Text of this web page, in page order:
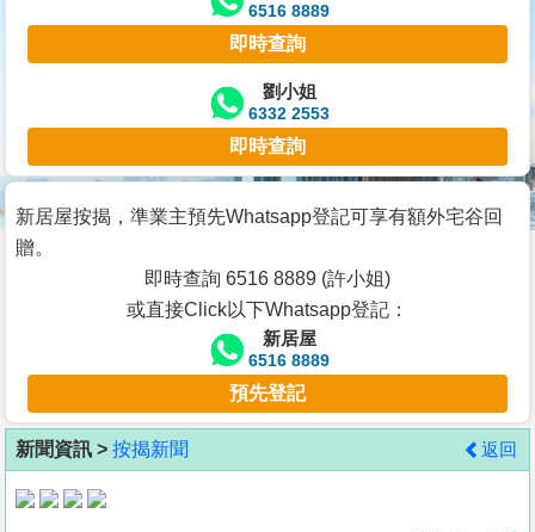
業
主
宅
谷
按
客
地
產
6516 8889
即時查詢
劉小姐
6332 2553
即時查詢
新居屋按揭，準業主預先Whatsapp登記可享有額外宅谷回
贈。
即時查詢 6516 8889 (許小姐)
或直接Click以下Whatsapp登記：
新居屋
6516 8889
預先登記
新聞資訊 > 按揭新聞 返回